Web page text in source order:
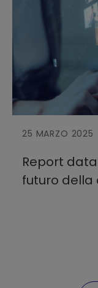
25 MARZO 2025
Report
futuro della